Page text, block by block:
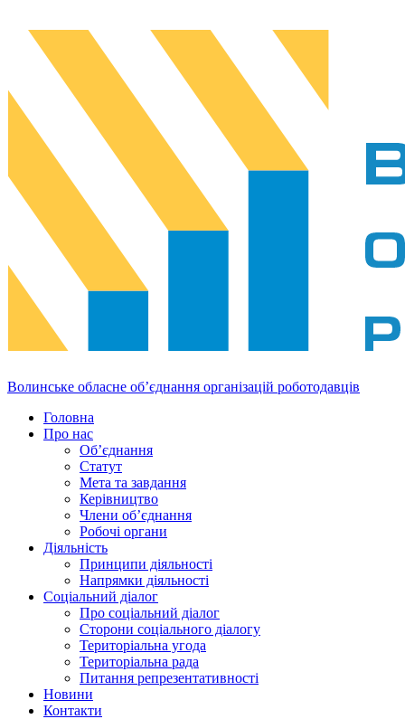
Волинське обласне об’єднання організацій роботодавців
Головна
Про нас
Об’єднання
Статут
Мета та завдання
Керівництво
Члени об’єднання
Робочі органи
Діяльність
Принципи діяльності
Напрямки діяльності
Соціальний діалог
Про соціальний діалог
Сторони соціального діалогу
Територіальна угода
Територіальна рада
Питання репрезентативності
Новини
Контакти